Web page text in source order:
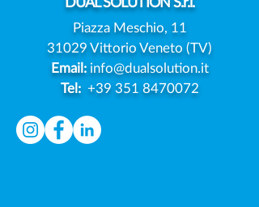
Piazza Meschio, 11
31029 Vittorio Veneto (TV)
Email: info@dualsolution.it
Tel: +39 351 8470072